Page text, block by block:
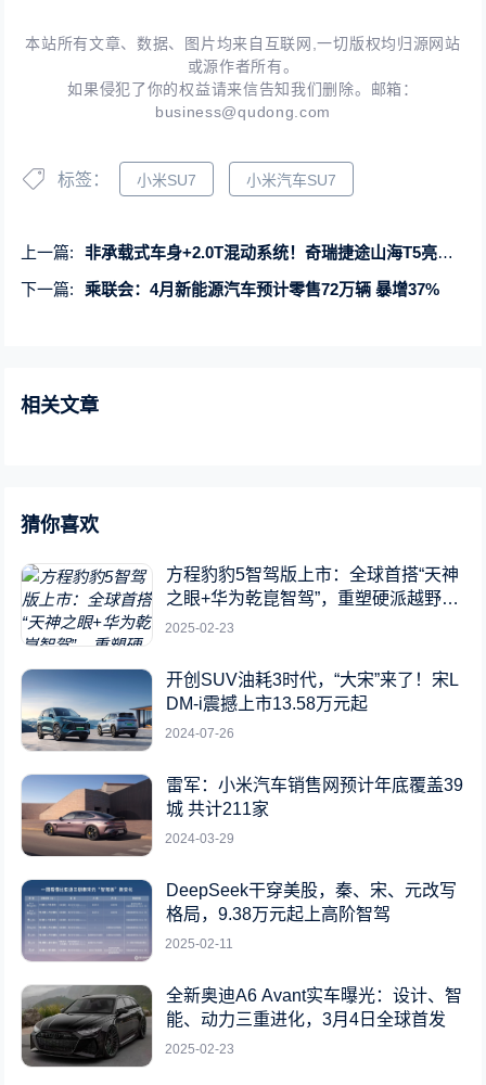
本站所有文章、数据、图片均来自互联网,一切版权均归源网站
或源作者所有。
如果侵犯了你的权益请来信告知我们删除。邮箱：
business@qudong.com
标签： 小米SU7 小米汽车SU7
上一篇:
非承载式车身+2.0T混动系统！奇瑞捷途山海T5亮相 预计明年上市
下一篇:
乘联会：4月新能源汽车预计零售72万辆 暴增37%
相关文章
猜你喜欢
方程豹豹5智驾版上市：全球首搭“天神
之眼+华为乾崑智驾”，重塑硬派越野新
标杆
2025-02-23
开创SUV油耗3时代，“大宋”来了！宋L
DM-i震撼上市13.58万元起
2024-07-26
雷军：小米汽车销售网预计年底覆盖39
城 共计211家
2024-03-29
DeepSeek干穿美股，秦、宋、元改写
格局，9.38万元起上高阶智驾
2025-02-11
全新奥迪A6 Avant实车曝光：设计、智
能、动力三重进化，3月4日全球首发
2025-02-23